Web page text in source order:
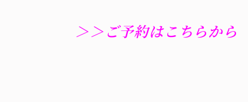
＞＞ご予約はこちらから